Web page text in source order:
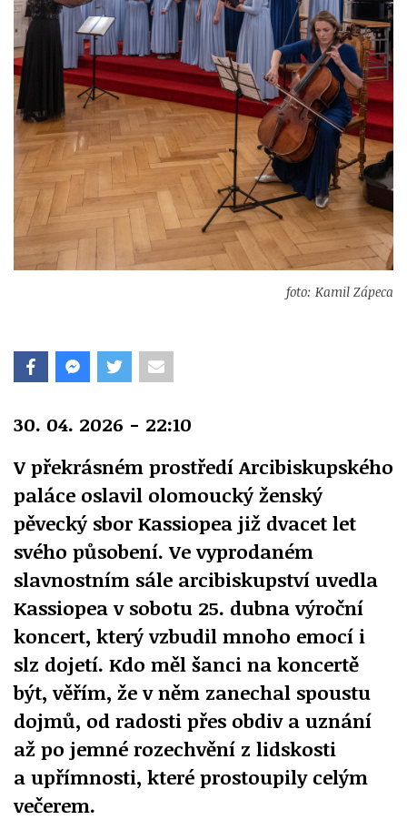
foto: Kamil Zápeca
30. 04. 2026 - 22:10
V překrásném prostředí Arcibiskupského
paláce oslavil olomoucký ženský
pěvecký sbor Kassiopea již dvacet let
svého působení. Ve vyprodaném
slavnostním sále arcibiskupství uvedla
Kassiopea v sobotu 25. dubna výroční
koncert, který vzbudil mnoho emocí i
slz dojetí. Kdo měl šanci na koncertě
být, věřím, že v něm zanechal spoustu
dojmů, od radosti přes obdiv a uznání
až po jemné rozechvění z lidskosti
a upřímnosti, které prostoupily celým
večerem.